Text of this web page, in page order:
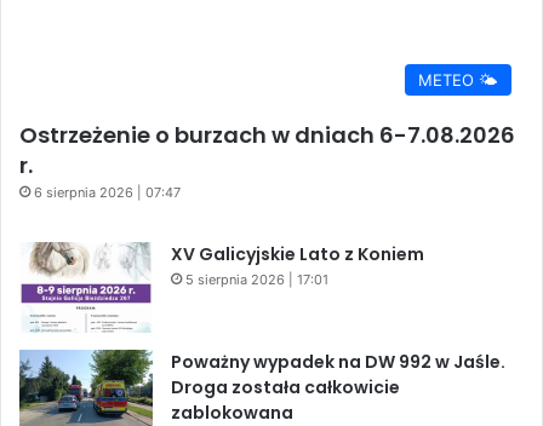
METEO 🌤️
Ostrzeżenie o burzach w dniach 6-7.08.2026
r.
6 sierpnia 2026 | 07:47
XV Galicyjskie Lato z Koniem
5 sierpnia 2026 | 17:01
Poważny wypadek na DW 992 w Jaśle.
Droga została całkowicie
zablokowana